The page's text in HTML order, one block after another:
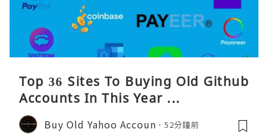
Top 36 Sites To Buying Old Github
Accounts In This Year ...
Buy Old Yahoo Accoun 52分鐘前